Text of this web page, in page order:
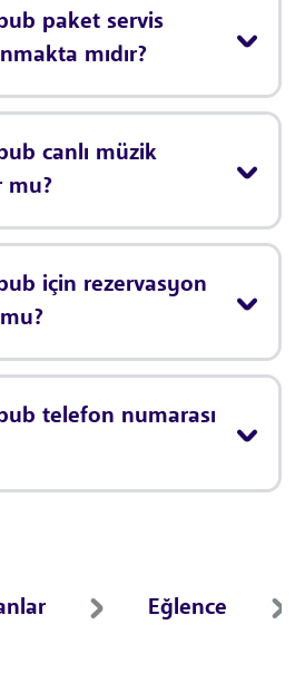
paket servis
mıdır?
canlı müzik
mu?
için rezervasyon
telefon numarası
Eğlence